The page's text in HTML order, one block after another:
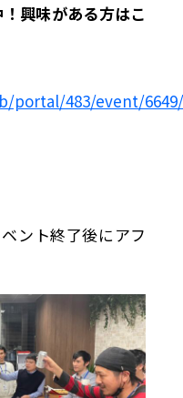
興味がある方はこ
portal/483/event/
ント終了後にアフ